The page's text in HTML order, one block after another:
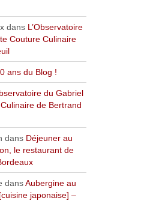
dans L’Observatoire
Couture Culinaire
ans du Blog !
du Gabriel
de Bertrand
dans Déjeuner au
le restaurant de
dansAubergine au
japonaise] –